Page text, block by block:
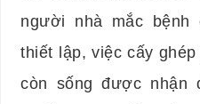
người nhà mắc
thiết lập, việc cấy
còn sống được nhận